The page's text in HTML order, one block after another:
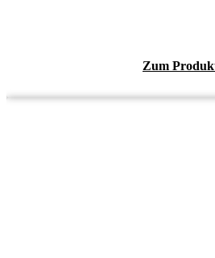
Zum